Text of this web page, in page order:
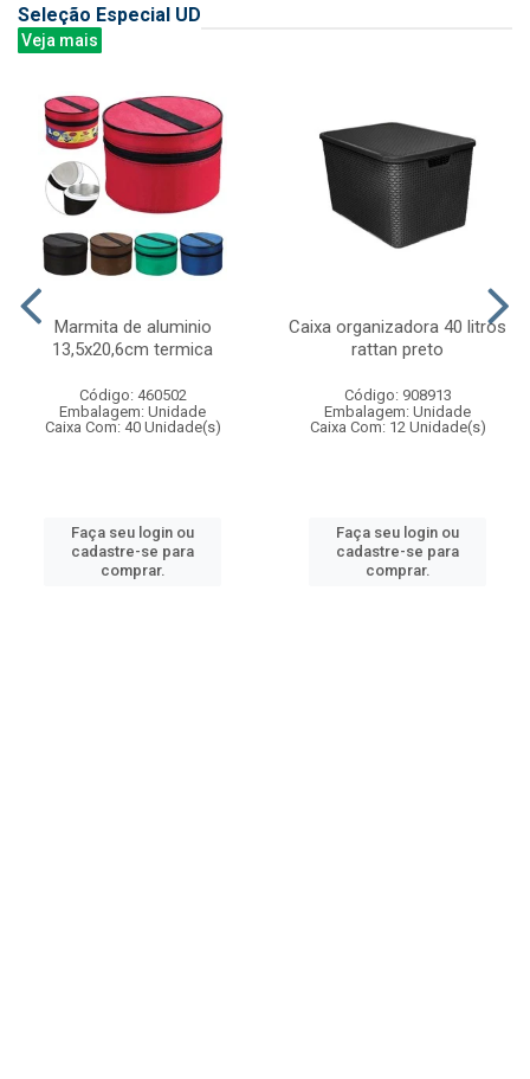
Seleção Especial UD
Veja mais
Marmita de aluminio
13,5x20,6cm termica
Código: 460502
Embalagem: Unidade
Caixa Com: 40 Unidade(s)
Faça seu login ou
cadastre-se para
comprar.
Caixa organizadora 40 litros
rattan preto
Código: 908913
Embalagem: Unidade
Caixa Com: 12 Unidade(s)
Faça seu login ou
cadastre-se para
comprar.